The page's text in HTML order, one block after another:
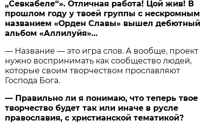
„Севкабеле“». Отличная работа! Цой жив! В
прошлом году у твоей группы с нескромным
названием «Орден Славы» вышел дебютный
альбом «Аллилуйя»…
— Название — это игра слов. А вообще, проект
нужно воспринимать как сообщество людей,
которые своим творчеством прославляют
Господа Бога.
— Правильно ли я понимаю, что теперь твое
творчество будет так или иначе в русле
православия, с христианской тематикой?